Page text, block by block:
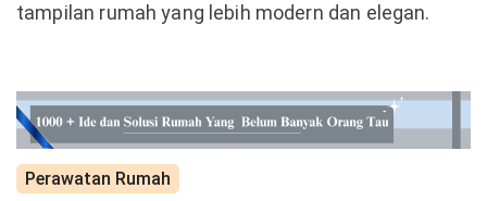
tampilan rumah yang lebih modern dan elegan.
Perawatan Rumah